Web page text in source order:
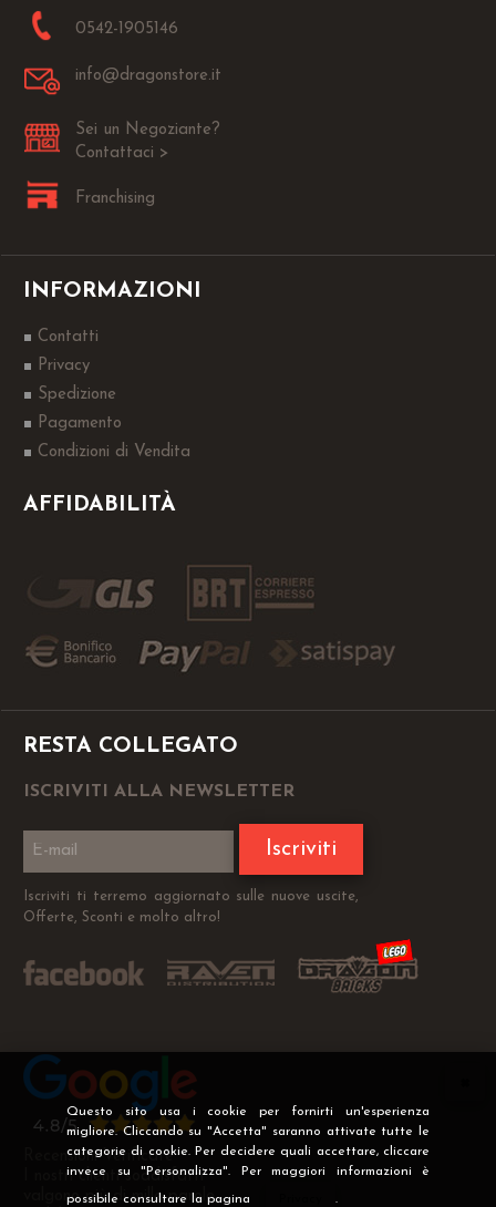
Questo sito usa i cookie per fornirti un'esperienza
migliore. Cliccando su "Accetta" saranno attivate tutte le
categorie di cookie. Per decidere quali accettare, cliccare
invece su "Personalizza". Per maggiori informazioni è
possibile consultare la pagina .
0542-1905146
info@dragonstore.it
Sei un Negoziante?
Contattaci >
Franchising
INFORMAZIONI
Contatti
Privacy
Spedizione
Pagamento
Condizioni di Vendita
AFFIDABILITÀ
RESTA COLLEGATO
ISCRIVITI ALLA NEWSLETTER
Iscriviti
Iscriviti ti terremo aggiornato sulle nuove uscite,
Offerte, Sconti e molto altro!
Recensioni Verificate
I nostri clienti soddisfatti
valgono più di mille parole